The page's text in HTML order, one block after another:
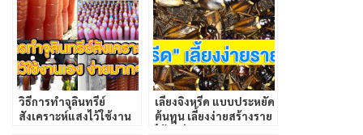
วิธีการทำจุลินทรีย์
สังเคราะห์แสงไว้ใช้งาน
เลี้ยงจิ้งหรีด แบบประหยัด
ต้นทุน เลี้ยงง่ายสร้างราย